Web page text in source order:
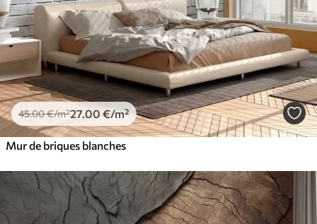
45.00€/m²27.00 €/m²
Mur de briques blanches